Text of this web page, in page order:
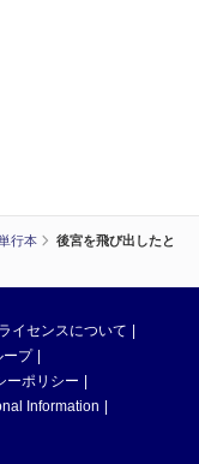
行本
後宮を飛び出したと
ライセンスについて
ープ
ーポリシー
Information